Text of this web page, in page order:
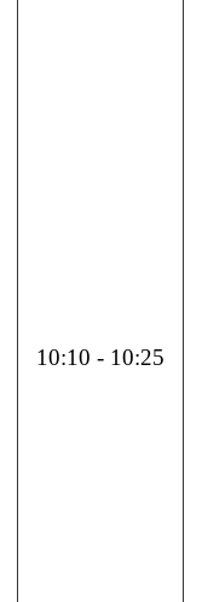
10:10 - 10:25